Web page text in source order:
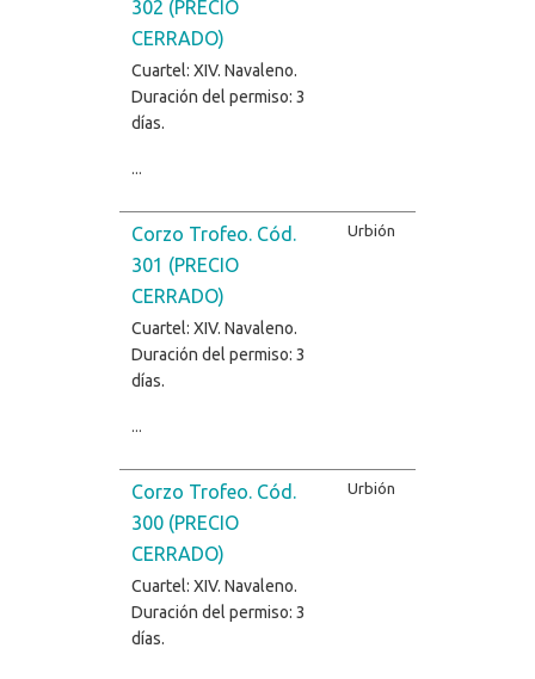
302 (PRECIO
CERRADO)
Cuartel: XIV. Navaleno.
Duración del permiso: 3
días.
Corzo Trofeo. Cód.
301 (PRECIO
CERRADO)
Cuartel: XIV. Navaleno.
Duración del permiso: 3
días.
Urbión
Corzo Trofeo. Cód.
300 (PRECIO
CERRADO)
Cuartel: XIV. Navaleno.
Duración del permiso: 3
días.
Urbión